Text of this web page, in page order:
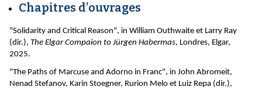
Chapitres d’ouvrages
"Solidarity and Critical Reason", in William Outhwaite et Larry Ray
(dir.), The Elgar Compaion to Jürgen Habermas, Londres, Elgar,
2025.
"The Paths of Marcuse and Adorno in Franc", in John Abromeit,
Nenad Stefanov, Karin Stoegner, Rurion Melo et Luiz Repa (dir.),